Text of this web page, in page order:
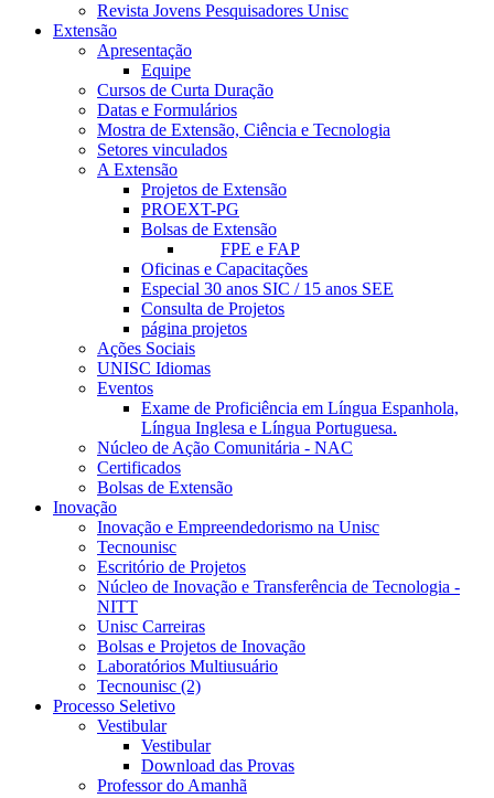
Revista Jovens Pesquisadores Unisc
Extensão
Apresentação
Equipe
Cursos de Curta Duração
Datas e Formulários
Mostra de Extensão, Ciência e Tecnologia
Setores vinculados
A Extensão
Projetos de Extensão
PROEXT-PG
Bolsas de Extensão
FPE e FAP
Oficinas e Capacitações
Especial 30 anos SIC / 15 anos SEE
Consulta de Projetos
página projetos
Ações Sociais
UNISC Idiomas
Eventos
Exame de Proficiência em Língua Espanhola,
Língua Inglesa e Língua Portuguesa.
Núcleo de Ação Comunitária - NAC
Certificados
Bolsas de Extensão
Inovação
Inovação e Empreendedorismo na Unisc
Tecnounisc
Escritório de Projetos
Núcleo de Inovação e Transferência de Tecnologia -
NITT
Unisc Carreiras
Bolsas e Projetos de Inovação
Laboratórios Multiusuário
Tecnounisc (2)
Processo Seletivo
Vestibular
Vestibular
Download das Provas
Professor do Amanhã